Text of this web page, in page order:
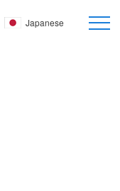
Japanese